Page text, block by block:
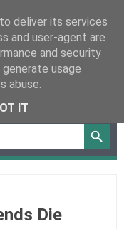
Die
deliver its services
and user-agent are
and security
usage
abuse.
IT